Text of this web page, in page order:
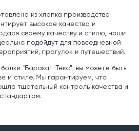
из хлопка производства
высокое качество и
своему качеству и стилю, наши
подойдут для повседневной
прогулок и путешествий.
"Баракат-Текс", вы можете быть
и стиле. Мы гарантируем, что
тщательный контроль качества и